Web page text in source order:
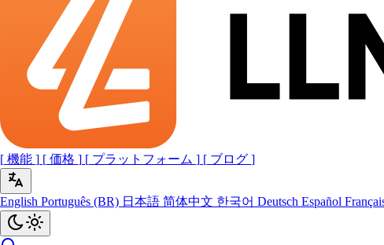
[ 機能 ] [ 価格 ] [ プラットフォーム ] [ ブログ ]
English Português (BR) 日本語 简体中文 한국어 Deutsch Español